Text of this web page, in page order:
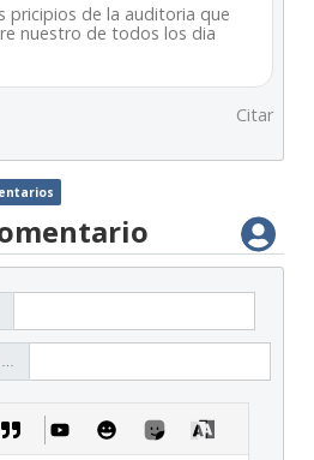
pricipios de la auditoria que
nuestro de todos los dia
Citar